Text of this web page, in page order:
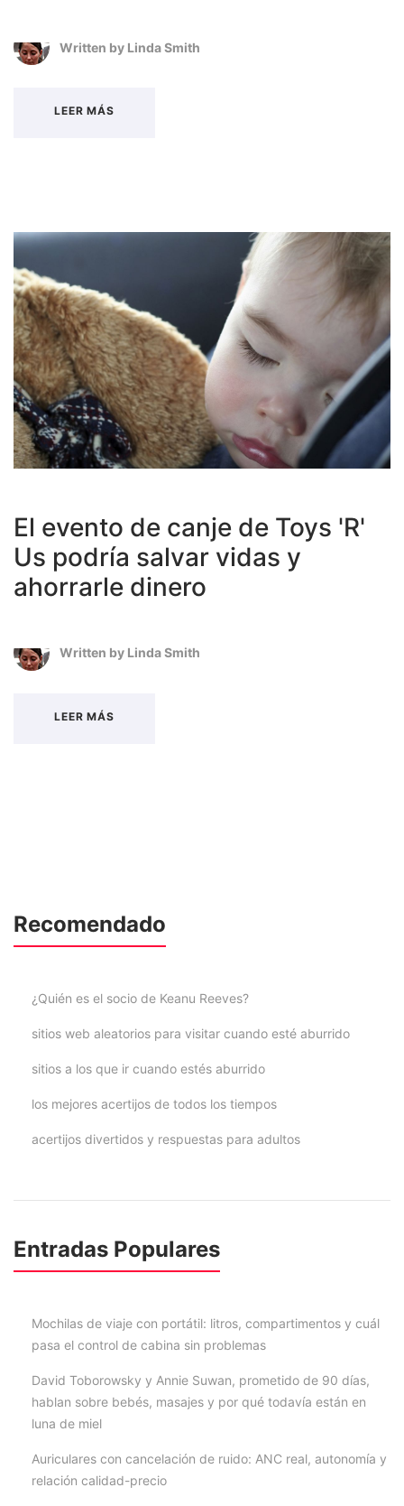
Written by Linda Smith
LEER MÁS
El evento de canje de Toys 'R'
Us podría salvar vidas y
ahorrarle dinero
Written by Linda Smith
LEER MÁS
Recomendado
¿Quién es el socio de Keanu Reeves?
sitios web aleatorios para visitar cuando esté aburrido
sitios a los que ir cuando estés aburrido
los mejores acertijos de todos los tiempos
acertijos divertidos y respuestas para adultos
Entradas Populares
Mochilas de viaje con portátil: litros, compartimentos y cuál
pasa el control de cabina sin problemas
David Toborowsky y Annie Suwan, prometido de 90 días,
hablan sobre bebés, masajes y por qué todavía están en
luna de miel
Auriculares con cancelación de ruido: ANC real, autonomía y
relación calidad-precio